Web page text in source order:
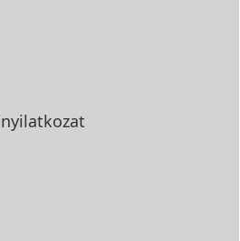
nyilatkozat